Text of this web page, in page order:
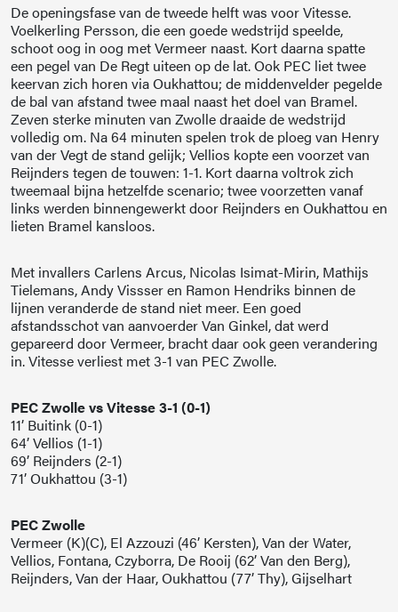
De openingsfase van de tweede helft was voor Vitesse.
Voelkerling Persson, die een goede wedstrijd speelde,
schoot oog in oog met Vermeer naast. Kort daarna spatte
een pegel van De Regt uiteen op de lat. Ook PEC liet twee
keervan zich horen via Oukhattou; de middenvelder pegelde
de bal van afstand twee maal naast het doel van Bramel.
Zeven sterke minuten van Zwolle draaide de wedstrijd
volledig om. Na 64 minuten spelen trok de ploeg van Henry
van der Vegt de stand gelijk; Vellios kopte een voorzet van
Reijnders tegen de touwen: 1-1. Kort daarna voltrok zich
tweemaal bijna hetzelfde scenario; twee voorzetten vanaf
links werden binnengewerkt door Reijnders en Oukhattou en
lieten Bramel kansloos.
Met invallers Carlens Arcus, Nicolas Isimat-Mirin, Mathijs
Tielemans, Andy Vissser en Ramon Hendriks binnen de
lijnen veranderde de stand niet meer. Een goed
afstandsschot van aanvoerder Van Ginkel, dat werd
gepareerd door Vermeer, bracht daar ook geen verandering
in. Vitesse verliest met 3-1 van PEC Zwolle.
PEC Zwolle vs Vitesse 3-1 (0-1)
11’ Buitink (0-1)
64’ Vellios (1-1)
69’ Reijnders (2-1)
71’ Oukhattou (3-1)
PEC Zwolle
Vermeer (K)(C), El Azzouzi (46’ Kersten), Van der Water,
Vellios, Fontana, Czyborra, De Rooij (62’ Van den Berg),
Reijnders, Van der Haar, Oukhattou (77’ Thy), Gijselhart